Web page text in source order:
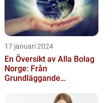
17 januari 2024
En Översikt av Alla Bolag
Norge: Från
Grundläggande
Kvantitativa Mätningar